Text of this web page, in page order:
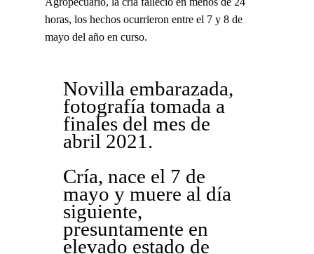
horas, los hechos ocurrieron entre el 7 y 8 de
mayo del año en curso.
Novilla embarazada,
fotografía tomada a
finales del mes de
abril 2021.
Cría, nace el 7 de
mayo y muere al día
siguiente,
presuntamente en
elevado estado de